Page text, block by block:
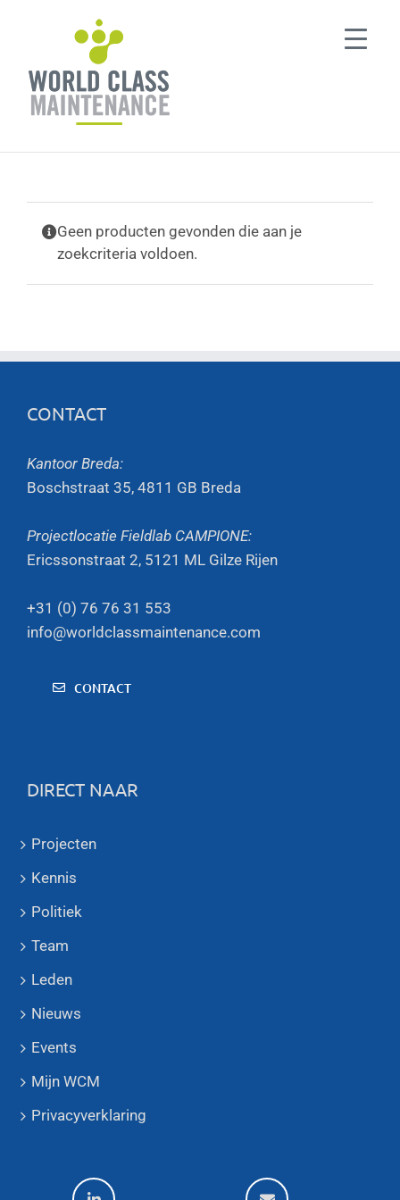
Geen producten gevonden die aan je
zoekcriteria voldoen.
CONTACT
Kantoor Breda:
Boschstraat 35, 4811 GB Breda
Projectlocatie Fieldlab CAMPIONE:
Ericssonstraat 2, 5121 ML Gilze Rijen
+31 (0) 76 76 31 553
info@worldclassmaintenance.com
CONTACT
DIRECT NAAR
Projecten
Kennis
Politiek
Team
Leden
Nieuws
Events
Mijn WCM
Privacyverklaring